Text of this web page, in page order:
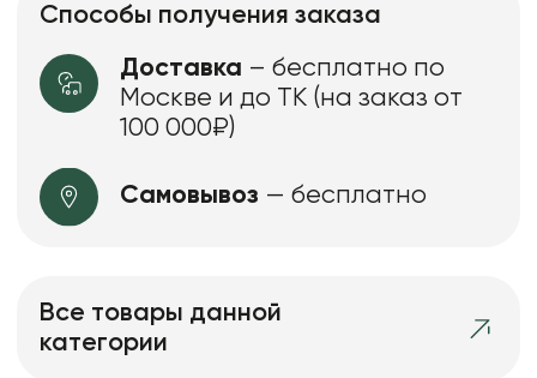
Способы получения заказа
Доставка – бесплатно по
Москве и до ТК (на заказ от
100 000₽)
Самовывоз — бесплатно
Все товары данной
категории